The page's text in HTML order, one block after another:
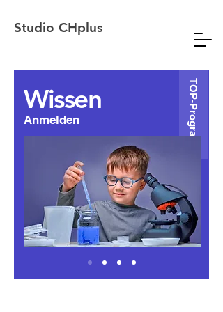
Studio CHplus
Wissen TOP-Programm
Anmelden